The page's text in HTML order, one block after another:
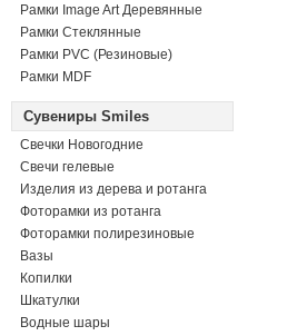
Рамки Image Art Деревянные
Рамки Стеклянные
Рамки PVC (Резиновые)
Рамки MDF
Сувениры Smiles
Свечки Новогодние
Свечи гелевые
Изделия из дерева и ротанга
Фоторамки из ротанга
Фоторамки полирезиновые
Вазы
Копилки
Шкатулки
Водные шары